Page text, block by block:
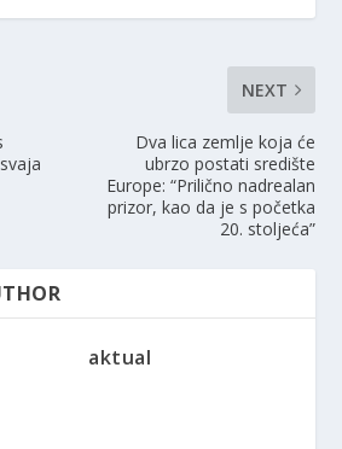
NEXT
Dva lica zemlje koja će
ubrzo postati središte
Europe: “Prilično nadrealan
prizor, kao da je s početka
20. stoljeća”
aktual